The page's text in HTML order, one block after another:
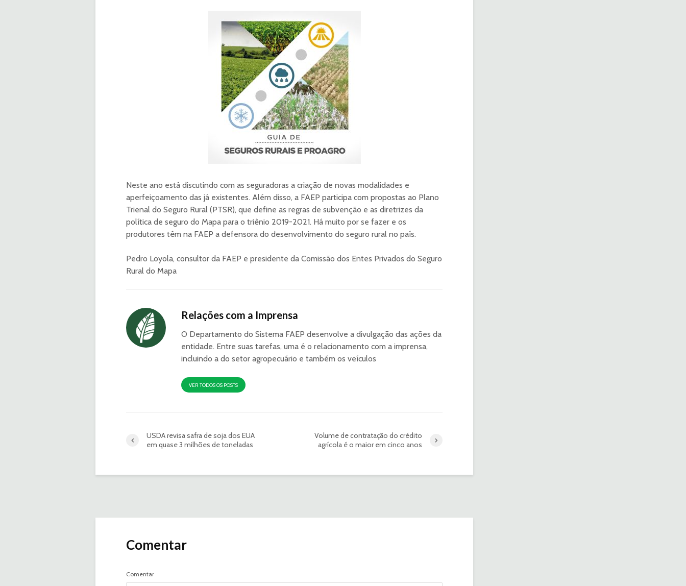
Neste ano está discutindo com as seguradoras a criação de novas modalidades e
aperfeiçoamento das já existentes. Além disso, a FAEP participa com propostas ao Plano
Trienal do Seguro Rural (PTSR), que define as regras de subvenção e as diretrizes da
política de seguro do Mapa para o triênio 2019-2021. Há muito por se fazer e os
produtores têm na FAEP a defensora do desenvolvimento do seguro rural no país.
Pedro Loyola, consultor da FAEP e presidente da Comissão dos Entes Privados do Seguro
Rural do Mapa
Relações com a Imprensa
O Departamento do Sistema FAEP desenvolve a divulgação das ações da
entidade. Entre suas tarefas, uma é o relacionamento com a imprensa,
incluindo a do setor agropecuário e também os veículos
VER TODOS OS POSTS
USDA revisa safra de soja dos EUA
em quase 3 milhões de toneladas
Volume de contratação do crédito
agrícola é o maior em cinco anos
Comentar
Comentar